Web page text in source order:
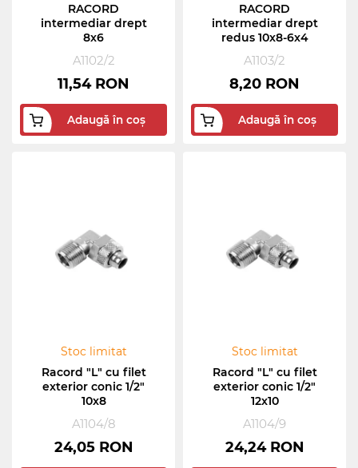
RACORD
intermediar drept
8x6
A1102/2
11,54 RON
Adaugă în coș
RACORD
intermediar drept
redus 10x8-6x4
A1103/2
8,20 RON
Adaugă în coș
Stoc limitat
Racord "L" cu filet
exterior conic 1/2"
10x8
A1104/8
24,05 RON
Stoc limitat
Racord "L" cu filet
exterior conic 1/2"
12x10
A1104/9
24,24 RON